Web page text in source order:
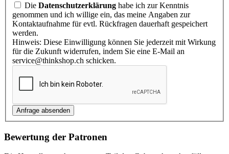
Die Datenschutzerklärung habe ich zur Kenntnis
genommen und ich willige ein, das meine Angaben zur
Kontaktaufnahme für evtl. Rückfragen dauerhaft gespeichert
werden.
Hinweis: Diese Einwilligung können Sie jederzeit mit Wirkung
für die Zukunft widerrufen, indem Sie eine E-Mail an
service@thinkshop.ch schicken.
Bewertung der Patronen